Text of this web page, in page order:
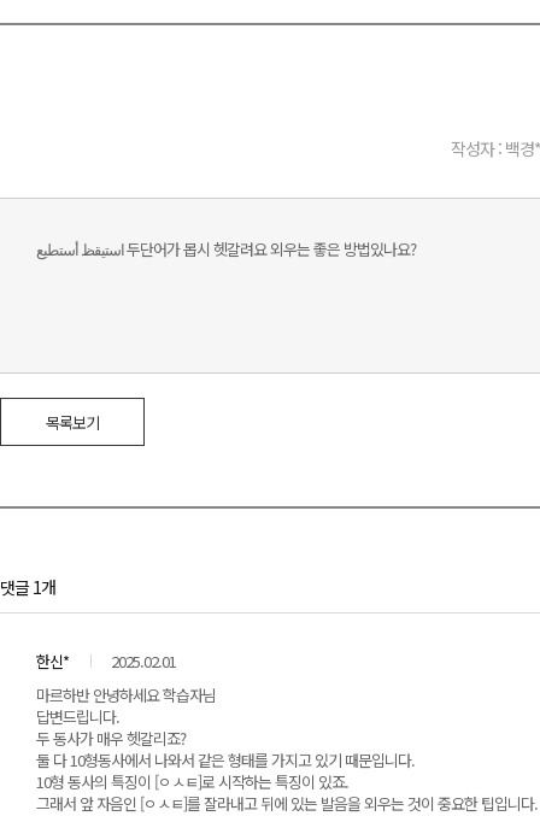
작성자 : 백경
استيقظ أستطيع 두단어가 몹시 헷갈려요 외우는 좋은 방법있나요?
목록보기
댓글 1개
한신*
2025.02.01
마르하반 안녕하세요 학습자님
답변드립니다.
두 동사가 매우 헷갈리죠?
둘 다 10형동사에서 나와서 같은 형태를 가지고 있기 때문입니다.
10형 동사의 특징이 [ㅇㅅㅌ]로 시작하는 특징이 있죠.
그래서 앞 자음인 [ㅇㅅㅌ]를 잘라내고 뒤에 있는 발음을 외우는 것이 중요한 팁입니다.